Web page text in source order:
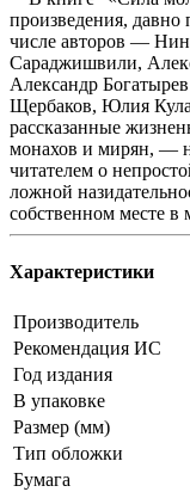
произведения,
числе авторов —
Сараджишвили,
Александр
Щербаков, Юлия
рассказанные
монахов и мирян, —
читателем о
ложной
собственном месте в
Характеристики
Производитель
Рекомендация ИС
Год издания
В упаковке
Размер (мм)
Тип обложки
Бумага